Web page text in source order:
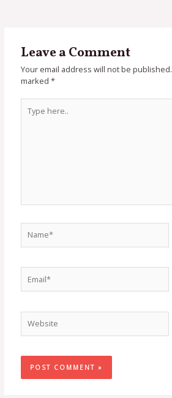
Leave a Comment
Your email address will not be published.
marked*
here..